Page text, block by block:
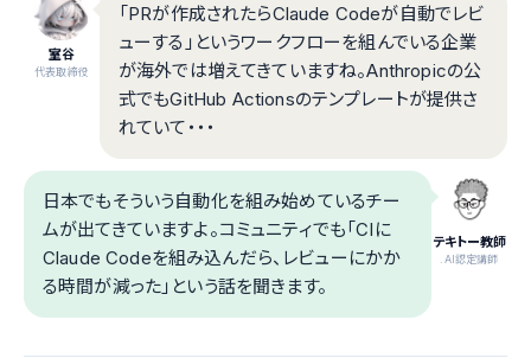
室谷
代表取締役
「PRが作成されたらClaude Codeが自動でレビ
ューする」というワークフローを組んでいる企業
が海外では増えてきていますね。Anthropicの公
式でもGitHub Actionsのテンプレートが提供さ
れていて・・・
テキトー教師
.AI認定講師
日本でもそういう自動化を組み始めているチー
ムが出てきていますよ。コミュニティでも「CIに
Claude Codeを組み込んだら、レビューにかか
る時間が減った」という話を聞きます。